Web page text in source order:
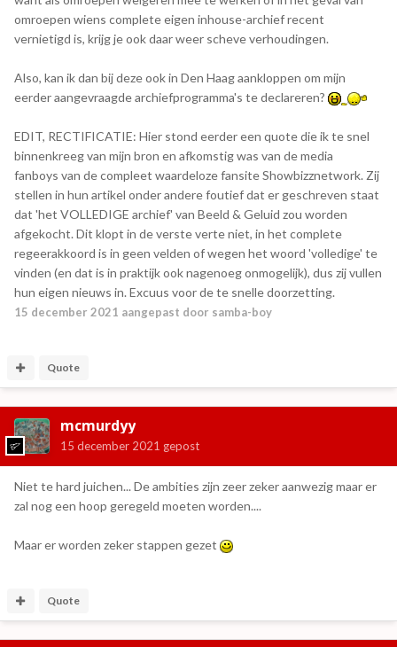
omroepen wiens complete eigen inhouse-archief recent
vernietigd is, krijg je ook daar weer scheve verhoudingen.
Also, kan ik dan bij deze ook in Den Haag aankloppen om mijn
eerder aangevraagde archiefprogramma's te declareren?
EDIT, RECTIFICATIE: Hier stond eerder een quote die ik te snel
binnenkreeg van mijn bron en afkomstig was van de media
fanboys van de compleet waardeloze fansite Showbizznetwork. Zij
stellen in hun artikel onder andere foutief dat er geschreven staat
dat 'het VOLLEDIGE archief' van Beeld & Geluid zou worden
afgekocht. Dit klopt in de verste verte niet, in het complete
regeerakkoord is in geen velden of wegen het woord 'volledige' te
vinden (en dat is in praktijk ook nagenoeg onmogelijk), dus zij vullen
hun eigen nieuws in. Excuus voor de te snelle doorzetting.
15 december 2021 aangepast door samba-boy
Quote
mcmurdyy
15 december 2021 gepost
Niet te hard juichen... De ambities zijn zeer zeker aanwezig maar er
zal nog een hoop geregeld moeten worden....
Maar er worden zeker stappen gezet
Quote